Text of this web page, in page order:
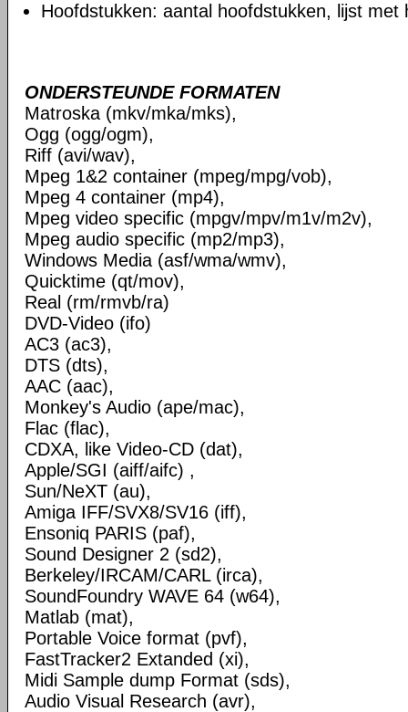
Hoofdstukken: aantal hoofdstukken, lijst met
ONDERSTEUNDE FORMATEN
Matroska (mkv/mka/mks),
Ogg (ogg/ogm),
Riff (avi/wav),
Mpeg 1&2 container (mpeg/mpg/vob),
Mpeg 4 container (mp4),
Mpeg video specific (mpgv/mpv/m1v/m2v),
Mpeg audio specific (mp2/mp3),
Windows Media (asf/wma/wmv),
Quicktime (qt/mov),
Real (rm/rmvb/ra)
DVD-Video (ifo)
AC3 (ac3),
DTS (dts),
AAC (aac),
Monkey's Audio (ape/mac),
Flac (flac),
CDXA, like Video-CD (dat),
Apple/SGI (aiff/aifc) ,
Sun/NeXT (au),
Amiga IFF/SVX8/SV16 (iff),
Ensoniq PARIS (paf),
Sound Designer 2 (sd2),
Berkeley/IRCAM/CARL (irca),
SoundFoundry WAVE 64 (w64),
Matlab (mat),
Portable Voice format (pvf),
FastTracker2 Extanded (xi),
Midi Sample dump Format (sds),
Audio Visual Research (avr),